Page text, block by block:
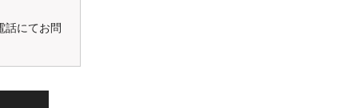
話にてお問